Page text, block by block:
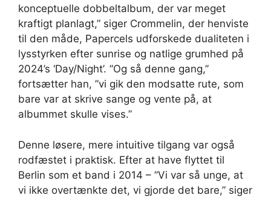
konceptuelle dobbeltalbum, der var meget
kraftigt planlagt,” siger Crommelin, der henviste
til den måde, Papercels udforskede dualiteten i
lysstyrken efter sunrise og natlige grumhed på
2024’s ‘Day/Night’. ”Og så denne gang,”
fortsætter han, ”vi gik den modsatte rute, som
bare var at skrive sange og vente på, at
albummet skulle vises.”
Denne løsere, mere intuitive tilgang var også
rodfæstet i praktisk. Efter at have flyttet til
Berlin som et band i 2014 – ”Vi var så unge, at
vi ikke overtænkte det, vi gjorde det bare,” siger